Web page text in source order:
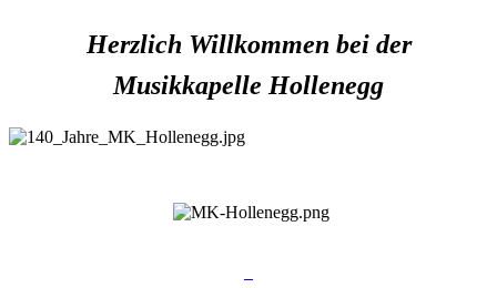
Herzlich Willkommen bei der
Musikkapelle Hollenegg